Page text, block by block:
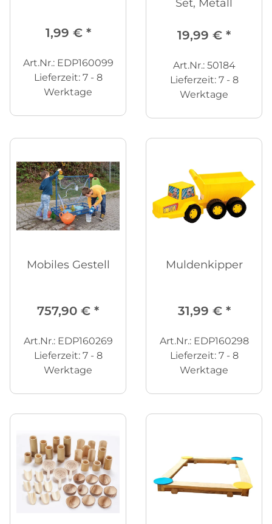
1,99 € *
Art.Nr.: EDP160099
Lieferzeit: 7 - 8
Werktage
Set, Metall
19,99 € *
Art.Nr.: 50184
Lieferzeit: 7 - 8
Werktage
Mobiles Gestell
757,90 € *
Art.Nr.: EDP160269
Lieferzeit: 7 - 8
Werktage
Muldenkipper
31,99 € *
Art.Nr.: EDP160298
Lieferzeit: 7 - 8
Werktage